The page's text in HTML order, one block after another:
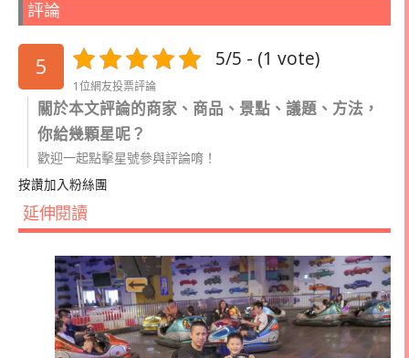
評論
5 5/5 - (1 vote)
1位網友投票評論
關於本文評論的商家、商品、景點、議題、方法，
你給幾顆星呢？
歡迎一起點擊星號參與評論唷！
按讚加入粉絲團
延伸閱讀